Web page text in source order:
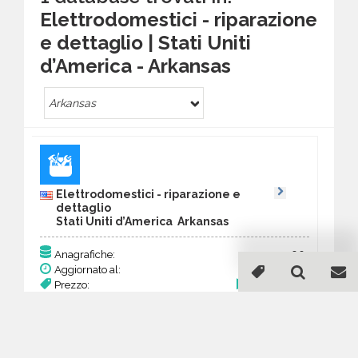
Elettrodomestici - riparazione
e dettaglio | Stati Uniti
d’America - Arkansas
Arkansas
Elettrodomestici - riparazione e
dettaglio
Stati Uniti d’America Arkansas
Anagrafiche:
90
Aggiornato al:
18 Mar 2026
Prezzo: